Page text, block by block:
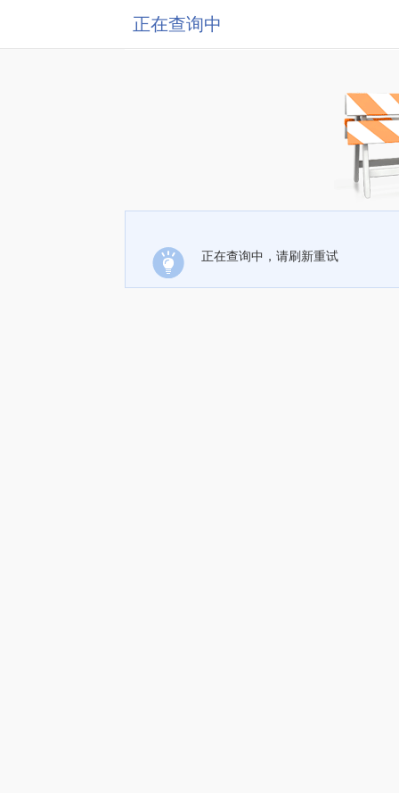
正在查询中
正在查询中，请刷新重试